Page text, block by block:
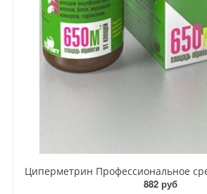
882 руб